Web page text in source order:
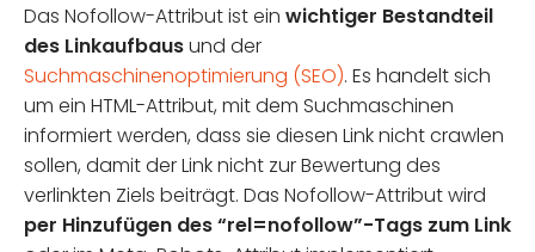
Das Nofollow-Attribut ist ein wichtiger Bestandteil
des Linkaufbausund der
Suchmaschinenoptimierung (SEO). Es handelt sich
um ein HTML-Attribut, mit dem Suchmaschinen
informiert werden, dass sie diesen Link nicht crawlen
sollen, damit der Link nicht zur Bewertung des
verlinkten Ziels beiträgt. Das Nofollow-Attribut wird
per Hinzufügen des “rel=nofollow”-Tags zum Link